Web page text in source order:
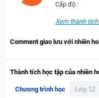
Cấp độ :
Xem thành
Comment giao lưu với nhiên
Thành tích học tập của nhiên
Chương trình học